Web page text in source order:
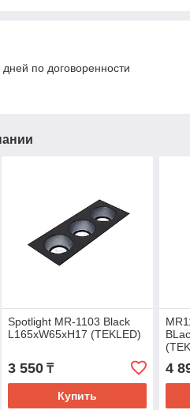
по договоренности
Spotlight MR-1103 Black
L165xW65xH17 (TEKLED)
3 550₸
Купить
4